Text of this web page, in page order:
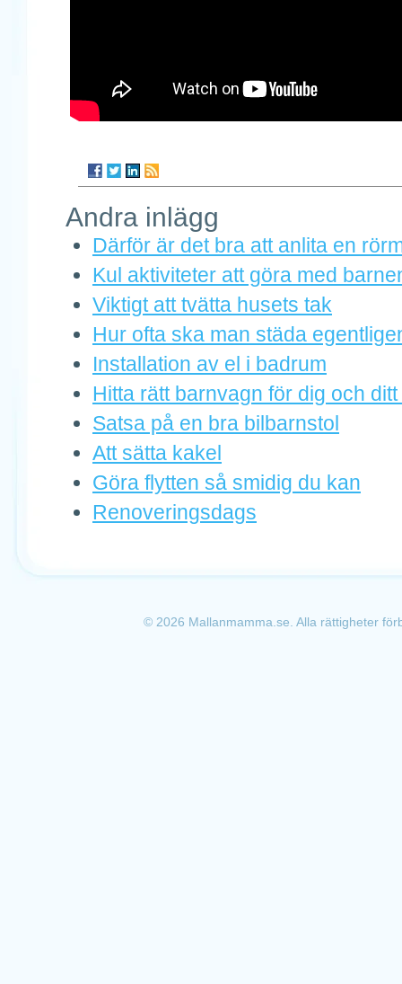
Andra inlägg
Därför är det bra att anlita en
Kul aktiviteter att göra med
Viktigt att tvätta husets tak
Hur ofta ska man städa
Installation av el i badrum
Hitta rätt barnvagn för dig och
Satsa på en bra bilbarnstol
Att sätta kakel
Göra flytten så smidig du kan
Renoveringsdags
© 2026 Mallanmamma.se. Alla rättigheter